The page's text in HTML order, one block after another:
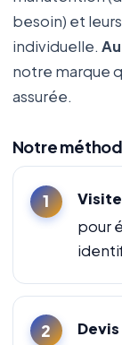
besoin) et
individuelle.
notre marque
assurée.
Notre
pour